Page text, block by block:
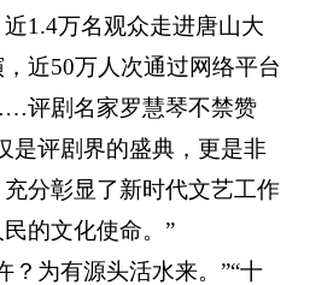
1.4万名观众走进唐山大
近50万人次通过网络平台
评剧名家罗慧琴不禁赞
是评剧界的盛典，更是非
分彰显了新时代文艺工作
的文化使命。”
？为有源头活水来。”“十